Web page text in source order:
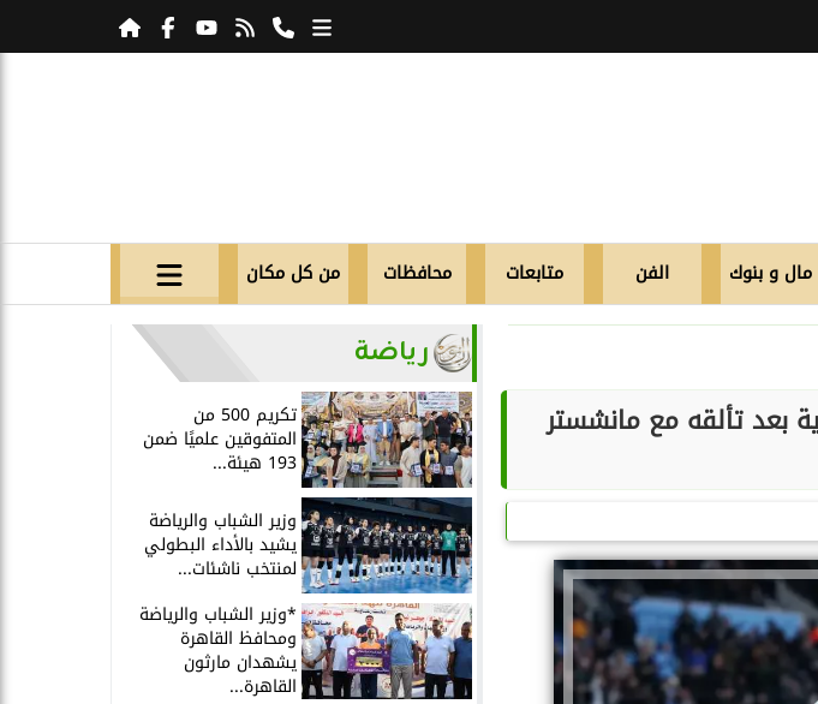
مال و بنوك الفن متابعات محافظات من كل مكان
بعد تألقه مع مانشستر
رياضة
تكريم 500 من
المتفوقين علميًا ضمن
193 هيئة...
وزير الشباب والرياضة
يشيد بالأداء البطولي
لمنتخب ناشئات...
*وزير الشباب والرياضة
ومحافظ القاهرة
يشهدان مارثون
القاهرة...